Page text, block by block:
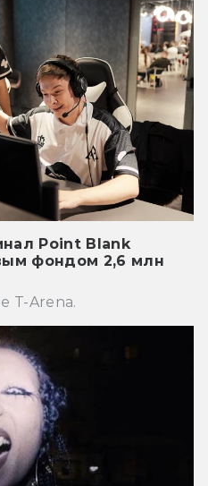
Point Blank
фондом 2,6 млн
T-Arena.